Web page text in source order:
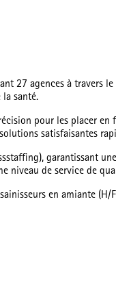
27 agences à travers
santé.
pour les placer
satisfaisantes
garantissant
niveau de service de
en amiante (H/